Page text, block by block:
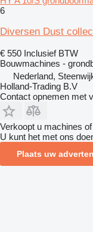
6
Diversen Dust
€ 550 Inclusief BTW
Bouwmachines -
Nederland,
Holland-Trading B.V
Contact opnemen met
Verkoopt u machines
U kunt het met ons
Plaats uw